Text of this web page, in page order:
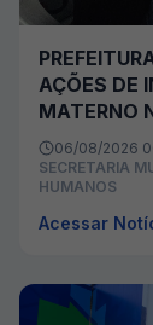
AÇÕES DE
MATERNO
06/08/2026
SECRETARIA
HUMANOS
Acessar